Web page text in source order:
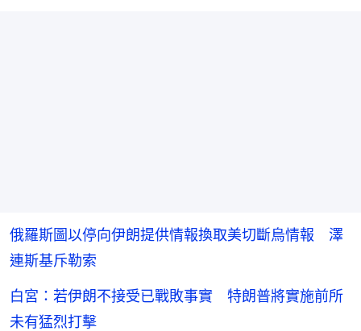
俄羅斯圖以停向伊朗提供情報換取美切斷烏情報 澤
連斯基斥勒索
白宮：若伊朗不接受已戰敗事實 特朗普將實施前所
未有猛烈打擊